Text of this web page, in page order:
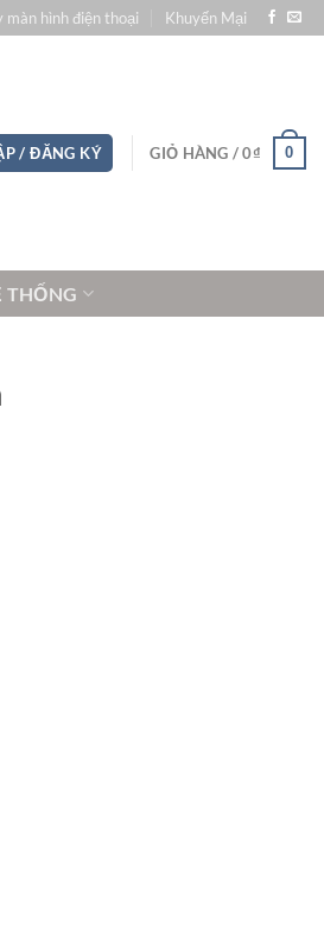
màn hình điện thoại Khuyến Mại
/ ĐĂNG KÝ GIỎ HÀNG /0₫ 0
THỐNG